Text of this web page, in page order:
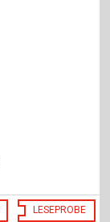
LESEPROBE